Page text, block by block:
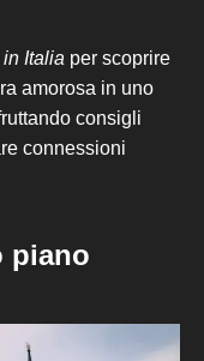
Italia per scoprire
amorosa in uno
consigli
connessioni
piano